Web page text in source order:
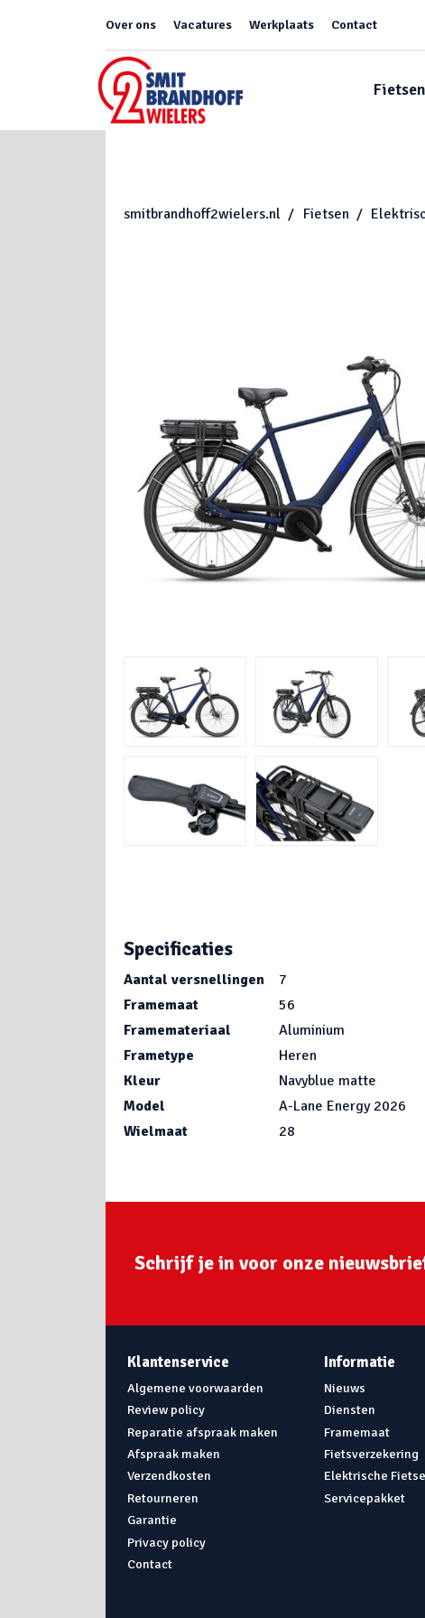
Over ons Vacatures Werkplaats Contact
Fietsen
smitbrandhoff2wielers.nl Fietsen
Specificaties
Aantal versnellingen
7
Framemaat
56
Framemateriaal
Aluminium
Frametype
Heren
Kleur
Navyblue matte
Model
A-Lane Energy 2026
Wielmaat
28
Schrijf je in voor onze
Klantenservice
Algemene voorwaarden
Review policy
Reparatie afspraak maken
Afspraak maken
Verzendkosten
Retourneren
Garantie
Privacy policy
Contact
Informatie
Nieuws
Diensten
Framemaat
Fietsverzekering
Elektrische
Servicepakket